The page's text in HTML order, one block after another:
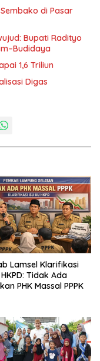
di Pasar
Bupati Radityo
1,6 Triliun
Digas
Lamsel Klarifikasi
HKPD: Tidak Ada
PHK Massal PPPK